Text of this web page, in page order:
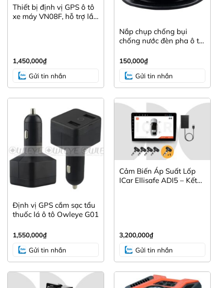
Tìm hiểu các loại xe có thể lắp được thiết bị Icar Ellisen
Đảm bảo đã lắp đầu Android
Không có canbus thông thường khi lắp đầu
Đối với những xe đã có canbus cần liên hệ và xác
nhận với ICAR
Nếu xe lắp đầu liền camera360 mà có đánh lái,
thì phải sử dụng ICAN của ICAR
Dòng xe Fadil luôn lắp được phụ kiện này
Các loại màn hình Android hỗ trợ cảm
biến đỗ xe Icar Ellsen S46
Thiết bị định vị GPS ô tô
xe máy VN08F, hỗ trợ lắp
1,450,000₫
Gửi tin nhắn
Nắp chụp chống bụi
chống nước đèn pha ô tô
150,000₫
Gửi tin nhắn
Định vị GPS cắm sạc tẩu
thuốc lá ô tô Owleye G01
1,550,000₫
Gửi tin nhắn
Cảm Biến Áp Suất Lốp
ICar Ellisafe ADI5 – Kết
3,200,000₫
Gửi tin nhắn